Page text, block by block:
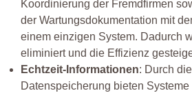
Koordinierung der Fremdfirmen
der Wartungsdokumentation mit
einem einzigen System. Dadurch
eliminiert und die Effizienz
Echtzeit-Informationen: Durch
Datenspeicherung bieten